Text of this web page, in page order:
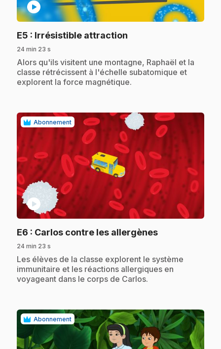
play_circle
E5 : Irrésistible attraction
24 min 23 s
.Alors qu'ils visitent une montagne, Raphaël et la
classe rétrécissent à l'échelle subatomique et
explorent la force magnétique.
Abonnement
play_circle
E6 : Carlos contre les allergènes.
24 min 23 s
.Les élèves de la classe explorent le système
immunitaire et les réactions allergiques en
voyageant dans le corps de Carlos.
Abonnement